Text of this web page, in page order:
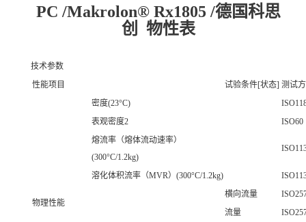
PC /Makrolon® Rx1805 /德国科思
创 物性表
技术参数
性能项目
试验条件[状态] 测试
物理性能
密度(23°C)
表观密度2
ISO60
熔流率（熔体流动速率）
(300°C/1.2kg)
溶化体积流率（MVR）(300°C/1.2kg)
横向流量
流量